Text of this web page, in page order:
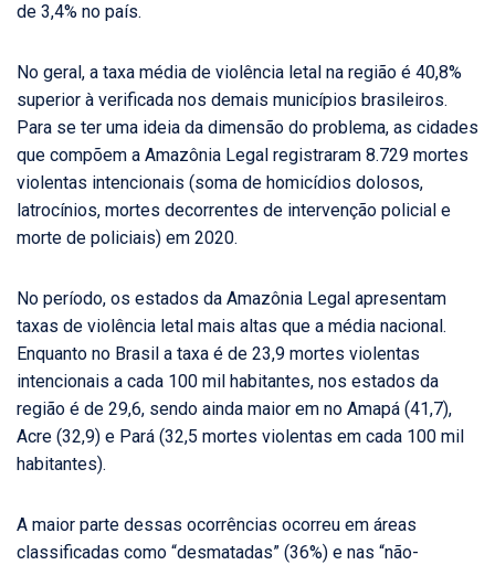
de 3,4% no país.
No geral, a taxa média de violência letal na região é 40,8%
superior à verificada nos demais municípios brasileiros.
Para se ter uma ideia da dimensão do problema, as cidades
que compõem a Amazônia Legal registraram 8.729 mortes
violentas intencionais (soma de homicídios dolosos,
latrocínios, mortes decorrentes de intervenção policial e
morte de policiais) em 2020.
No período, os estados da Amazônia Legal apresentam
taxas de violência letal mais altas que a média nacional.
Enquanto no Brasil a taxa é de 23,9 mortes violentas
intencionais a cada 100 mil habitantes, nos estados da
região é de 29,6, sendo ainda maior em no Amapá (41,7),
Acre (32,9) e Pará (32,5 mortes violentas em cada 100 mil
habitantes).
A maior parte dessas ocorrências ocorreu em áreas
classificadas como “desmatadas” (36%) e nas “não-